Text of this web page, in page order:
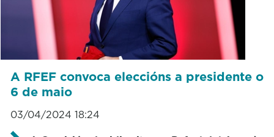
A RFEF convoca eleccións a presidente o
6 de maio
03/04/2024 18:24